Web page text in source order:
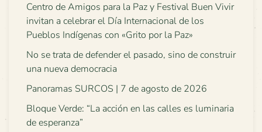
Centro de Amigos para la Paz y Festival Buen Vivir
invitan a celebrar el Día Internacional de los
Pueblos Indígenas con «Grito por la Paz»
No se trata de defender el pasado, sino de construir
una nueva democracia
Panoramas SURCOS | 7 de agosto de 2026
Bloque Verde: “La acción en las calles es luminaria
de esperanza”